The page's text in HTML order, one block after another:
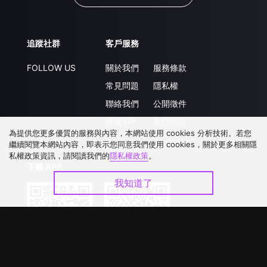
追蹤社群
FOLLOW US
客戶服務
關於我們
常見問題
聯絡我們
服務條款
隱私權
公開徵件
為提供您更多優質的服務與內容，本網站使用 cookies 分析技術。若您
繼續閱覽本網站內容，即表示您同意我們使用 cookies，關於更多相關隱
私權政策資訊，請閱讀我們的隱私權政策。
我知道了